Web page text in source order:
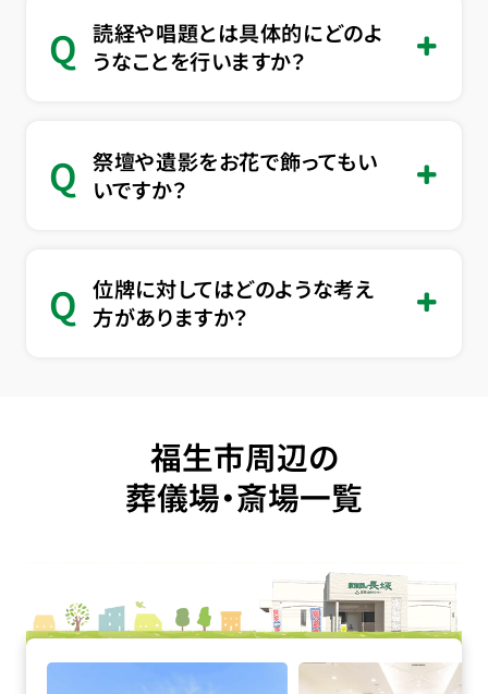
Q 読経や唱題とは具体的にどのよ
うなことを行いますか？
Q 祭壇や遺影をお花で飾ってもい
いですか？
Q 位牌に対してはどのような考え
方がありますか？
福生市周辺の
葬儀場・斎場一覧
家族葬の長坂 武蔵村山の詳細へ